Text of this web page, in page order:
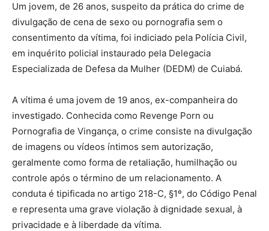
Um jovem, de 26 anos, suspeito da prática do crime de
divulgação de cena de sexo ou pornografia sem o
consentimento da vítima, foi indiciado pela Polícia Civil,
em inquérito policial instaurado pela Delegacia
Especializada de Defesa da Mulher (DEDM) de Cuiabá.
A vítima é uma jovem de 19 anos, ex-companheira do
investigado. Conhecida como Revenge Porn ou
Pornografia de Vingança, o crime consiste na divulgação
de imagens ou vídeos íntimos sem autorização,
geralmente como forma de retaliação, humilhação ou
controle após o término de um relacionamento. A
conduta é tipificada no artigo 218-C, §1º, do Código Penal
e representa uma grave violação à dignidade sexual, à
privacidade e à liberdade da vítima.